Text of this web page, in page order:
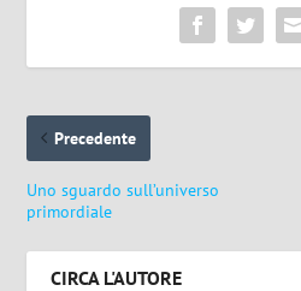
Precedente
Uno sguardo sull’universo
primordiale
CIRCA L'AUTORE